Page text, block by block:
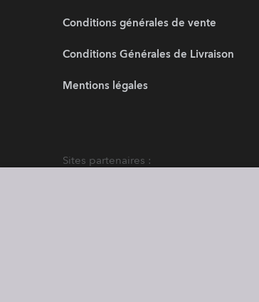
Conditions générales de vente
Conditions Générales de Livraison
Mentions légales
Sites partenaires :